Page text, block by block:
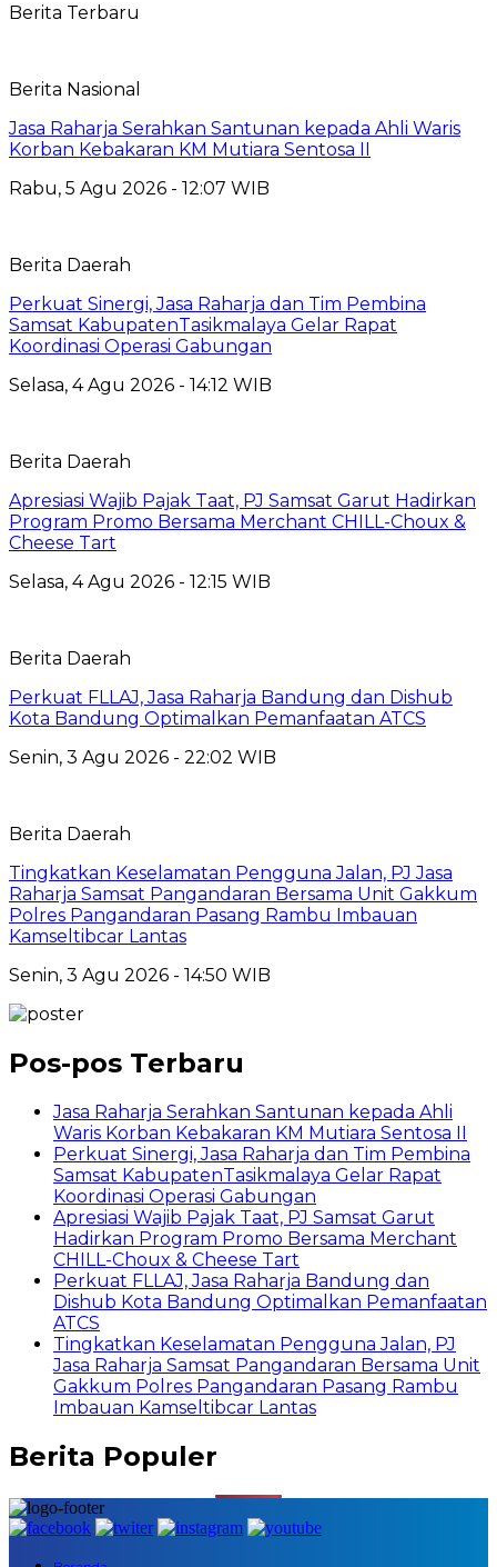
Berita Terbaru
Berita Nasional
Jasa Raharja Serahkan Santunan kepada Ahli Waris
Korban Kebakaran KM Mutiara Sentosa II
Rabu, 5 Agu 2026 - 12:07 WIB
Berita Daerah
Perkuat Sinergi, Jasa Raharja dan Tim Pembina
Samsat KabupatenTasikmalaya Gelar Rapat
Koordinasi Operasi Gabungan
Selasa, 4 Agu 2026 - 14:12 WIB
Berita Daerah
Apresiasi Wajib Pajak Taat, PJ Samsat Garut Hadirkan
Program Promo Bersama Merchant CHILL-Choux &
Cheese Tart
Selasa, 4 Agu 2026 - 12:15 WIB
Berita Daerah
Perkuat FLLAJ, Jasa Raharja Bandung dan Dishub
Kota Bandung Optimalkan Pemanfaatan ATCS
Senin, 3 Agu 2026 - 22:02 WIB
Berita Daerah
Tingkatkan Keselamatan Pengguna Jalan, PJ Jasa
Raharja Samsat Pangandaran Bersama Unit Gakkum
Polres Pangandaran Pasang Rambu Imbauan
Kamseltibcar Lantas
Senin, 3 Agu 2026 - 14:50 WIB
Pos-pos Terbaru
Jasa Raharja Serahkan Santunan kepada Ahli
Waris Korban Kebakaran KM Mutiara Sentosa II
Perkuat Sinergi, Jasa Raharja dan Tim Pembina
Samsat KabupatenTasikmalaya Gelar Rapat
Koordinasi Operasi Gabungan
Apresiasi Wajib Pajak Taat, PJ Samsat Garut
Hadirkan Program Promo Bersama Merchant
CHILL-Choux & Cheese Tart
Perkuat FLLAJ, Jasa Raharja Bandung dan
Dishub Kota Bandung Optimalkan Pemanfaatan
ATCS
Tingkatkan Keselamatan Pengguna Jalan, PJ
Jasa Raharja Samsat Pangandaran Bersama Unit
Gakkum Polres Pangandaran Pasang Rambu
Imbauan Kamseltibcar Lantas
Berita Populer